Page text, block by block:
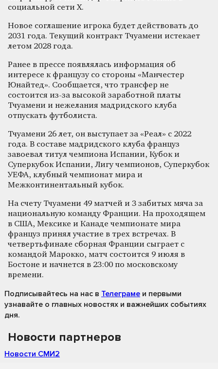
социальной сети X.
Новое соглашение игрока будет действовать до
2031 года. Текущий контракт Тчуамени истекает
летом 2028 года.
Ранее в прессе появлялась информация об
интересе к французу со стороны «Манчестер
Юнайтед». Сообщается, что трансфер не
состоится из-за высокой заработной платы
Тчуамени и нежелания мадридского клуба
отпускать футболиста.
Тчуамени 26 лет, он выступает за «Реал» с 2022
года. В составе мадридского клуба француз
завоевал титул чемпиона Испании, Кубок и
Суперкубок Испании, Лигу чемпионов, Суперкубок
УЕФА, клубный чемпионат мира и
Межконтинентальный кубок.
На счету Тчуамени 49 матчей и 3 забитых мяча за
национальную команду Франции. На проходящем
в США, Мексике и Канаде чемпионате мира
француз принял участие в трех встречах. В
четвертьфинале сборная Франции сыграет с
командой Марокко, матч состоится 9 июля в
Бостоне и начнется в 23:00 по московскому
времени.
Подписывайтесь на нас в Телеграме и первыми
узнавайте о главных новостях и важнейших событиях
дня.
Новости партнеров
Новости СМИ2